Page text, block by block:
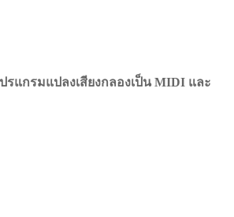
ปรแกรมแปลงเสียงกลองเป็น MIDI และ